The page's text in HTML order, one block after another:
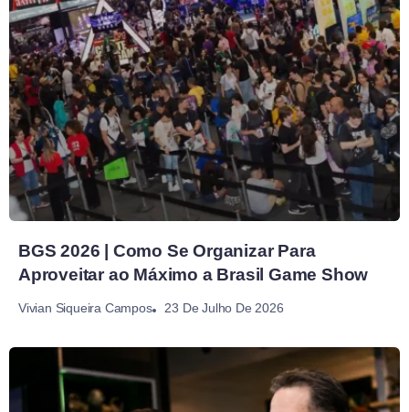
BGS 2026 | Como Se Organizar Para
Aproveitar ao Máximo a Brasil Game Show
Vivian Siqueira Campos 23 De Julho De 2026